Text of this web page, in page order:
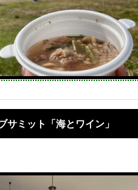
サミット「海とワイン」